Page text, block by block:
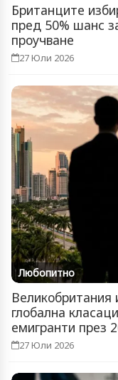
Британците
пред 50% шанс
проучване
27 Юли 2026
Любопитно
глобална
емигранти през
27 Юли 2026